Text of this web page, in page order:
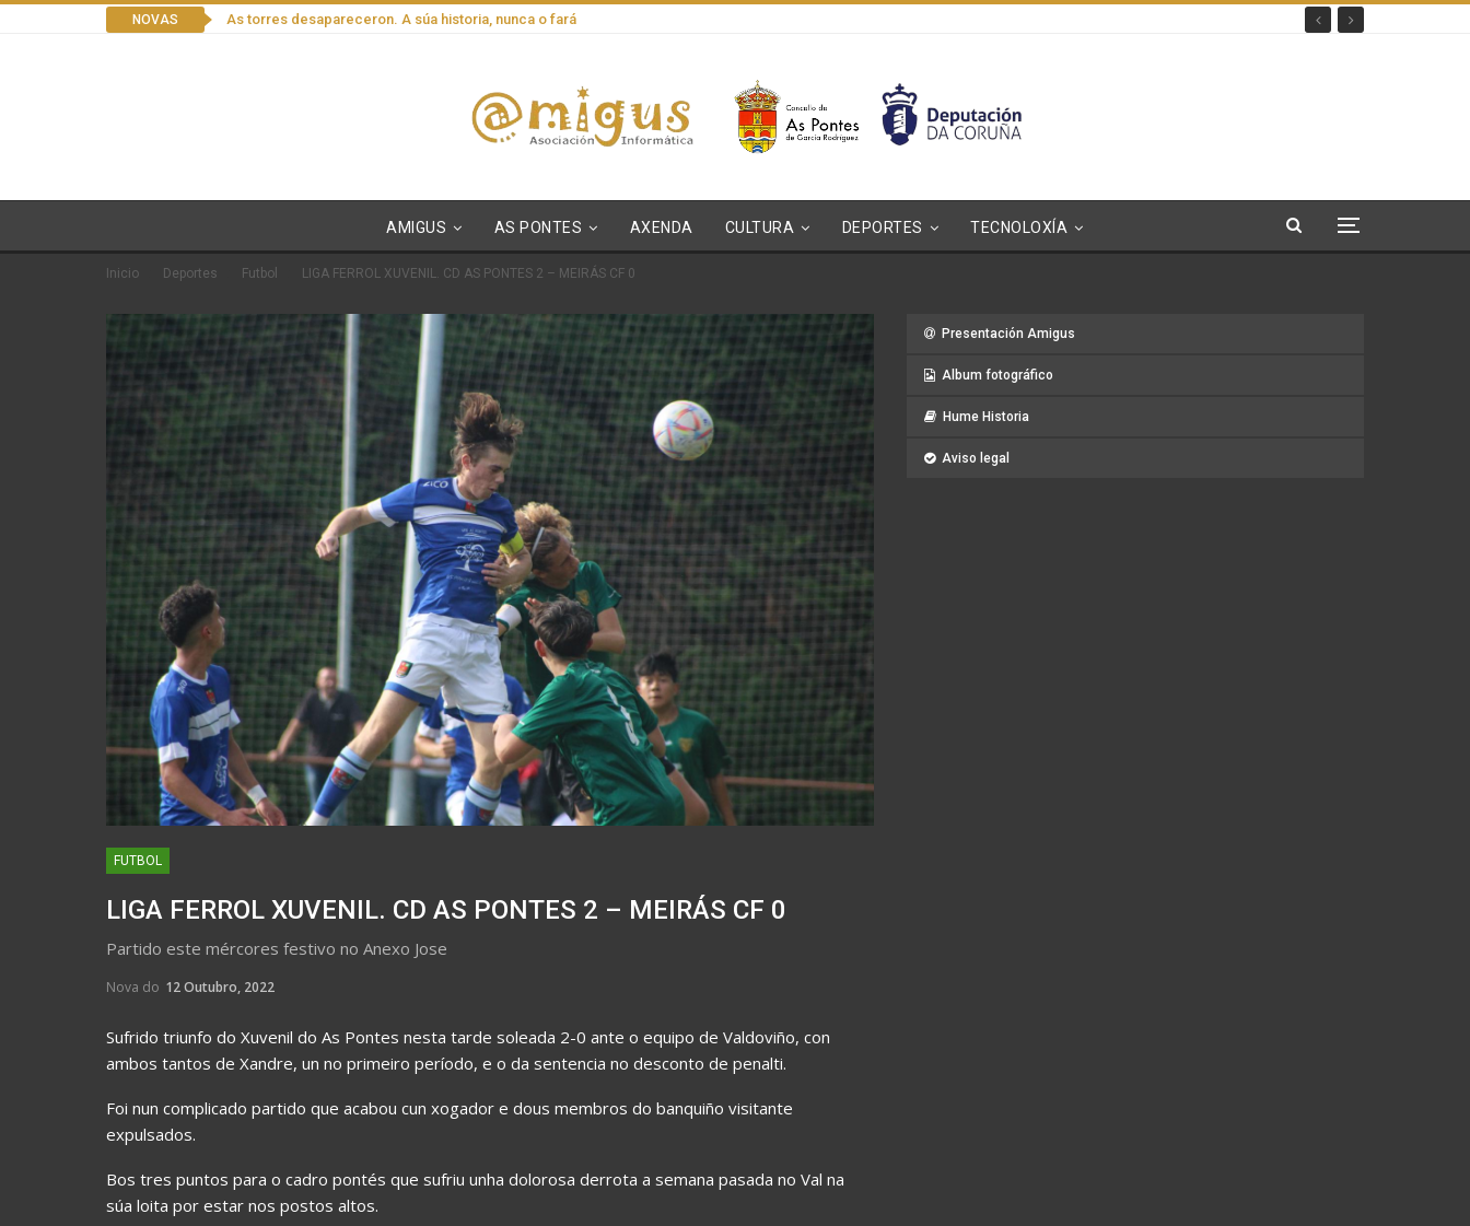
NOVAS As torres desapareceron. A súa historia, nunca o fará
AMIGUS AS PONTES AXENDA CULTURA DEPORTES TECNOLOXÍA
Inicio Deportes Futbol LIGA FERROL XUVENIL. CD AS PONTES 2 – MEIRÁS CF 0
FUTBOL
LIGA FERROL XUVENIL. CD AS PONTES 2 – MEIRÁS CF 0
Partido este mércores festivo no Anexo Jose
Nova do 12 Outubro, 2022
Sufrido triunfo do Xuvenil do As Pontes nesta tarde soleada 2-0 ante o equipo de Valdoviño, con
ambos tantos de Xandre, un no primeiro período, e o da sentencia no desconto de penalti.
Foi nun complicado partido que acabou cun xogador e dous membros do banquiño visitante
expulsados.
Bos tres puntos para o cadro pontés que sufriu unha dolorosa derrota a semana pasada no Val na
súa loita por estar nos postos altos.
Presentación Amigus
Album fotográfico
Hume Historia
Aviso legal